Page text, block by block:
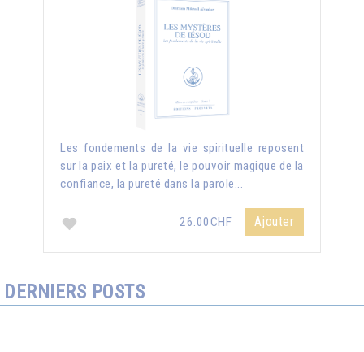
Les fondements de la vie spirituelle reposent
sur la paix et la pureté, le pouvoir magique de la
confiance, la pureté dans la parole...
26.00CHF Ajouter
DERNIERS POSTS